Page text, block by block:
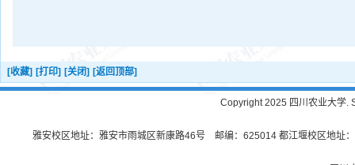
[收藏] [打印] [关闭] [返回顶部]
Copyright 2025 四川农业大学.
雅安校区地址：雅安市雨城区新康路46号 邮编：625014 都江堰校区地址